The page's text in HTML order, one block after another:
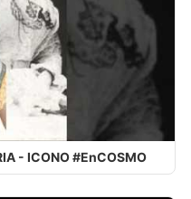
- ICONO #EnCOSMO